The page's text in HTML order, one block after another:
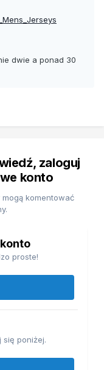
dwie a ponad 30
zaloguj
konto
komentować
proste!
się poniżej.